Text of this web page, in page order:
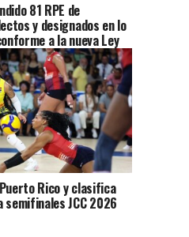
81 RPE de
y designados en lo
a la nueva Ley
Rico y clasifica
JCC 2026